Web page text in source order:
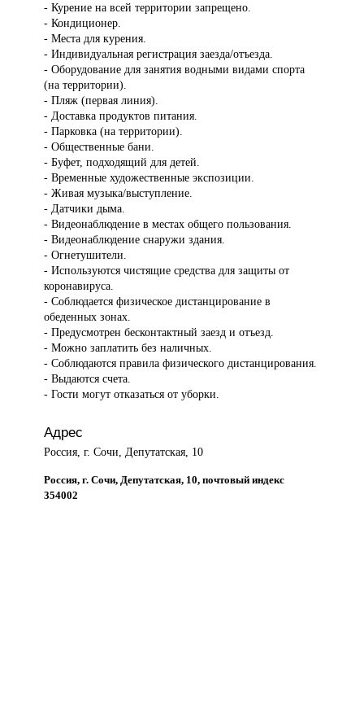
- Курение на всей территории запрещено.
- Кондиционер.
- Места для курения.
- Индивидуальная регистрация заезда/отъезда.
- Оборудование для занятия водными видами спорта
(на территории).
- Пляж (первая линия).
- Доставка продуктов питания.
- Парковка (на территории).
- Общественные бани.
- Буфет, подходящий для детей.
- Временные художественные экспозиции.
- Живая музыка/выступление.
- Датчики дыма.
- Видеонаблюдение в местах общего пользования.
- Видеонаблюдение снаружи здания.
- Огнетушители.
- Используются чистящие средства для защиты от
коронавируса.
- Соблюдается физическое дистанцирование в
обеденных зонах.
- Предусмотрен бесконтактный заезд и отъезд.
- Можно заплатить без наличных.
- Соблюдаются правила физического дистанцирования.
- Выдаются счета.
- Гости могут отказаться от уборки.
Адрес
Россия, г. Сочи, Депутатская, 10
Россия, г. Сочи, Депутатская, 10, почтовый индекс
354002